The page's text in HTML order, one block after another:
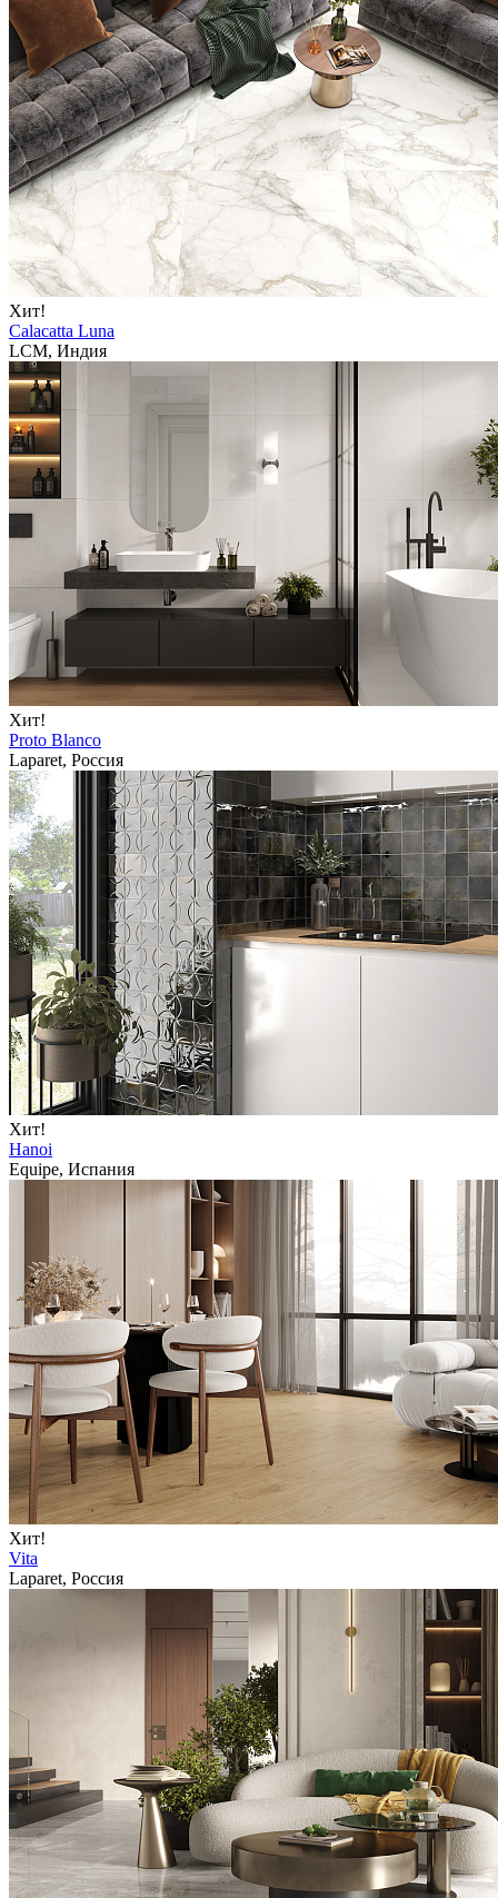
Хит!
Calacatta Luna
LCM, Индия
Хит!
Proto Blanco
Laparet, Россия
Хит!
Hanoi
Equipe, Испания
Хит!
Vita
Laparet, Россия